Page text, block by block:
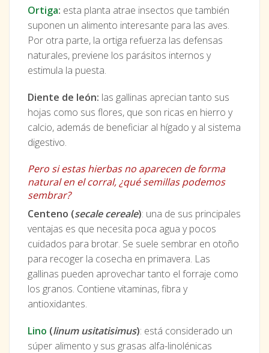
Ortiga: esta planta atrae insectos que también
suponen un alimento interesante para las aves.
Por otra parte, la ortiga refuerza las defensas
naturales, previene los parásitos internos y
estimula la puesta.
Diente de león: las gallinas aprecian tanto sus
hojas como sus flores, que son ricas en hierro y
calcio, además de beneficiar al hígado y al sistema
digestivo.
Pero si estas hierbas no aparecen de forma
natural en el corral, ¿qué semillas podemos
sembrar?
Centeno (secale cereale): una de sus principales
ventajas es que necesita poca agua y pocos
cuidados para brotar. Se suele sembrar en otoño
para recoger la cosecha en primavera. Las
gallinas pueden aprovechar tanto el forraje como
los granos. Contiene vitaminas, fibra y
antioxidantes.
Lino (linum usitatisimus): está considerado un
súper alimento y sus grasas alfa-linolénicas